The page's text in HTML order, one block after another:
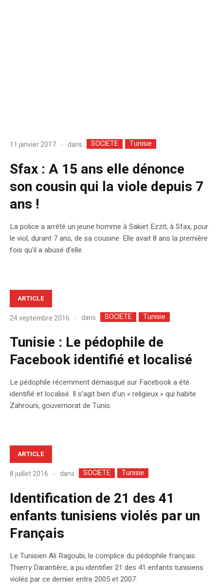
11 janvier 2017 dans SOCIETE Tunisie
Sfax : A 15 ans elle dénonce
son cousin qui la viole depuis 7
ans !
La police a arrêté un jeune homme à Sakiet Ezzit, à Sfax, pour
le viol, durant 7 ans, de sa cousine. Elle avait 8 ans la première
fois qu’il a abusé d’elle.
ARTICLE
24 septembre 2016 dans SOCIETE Tunisie
Tunisie : Le pédophile de
Facebook identifié et localisé
Le pédophile récemment démasqué sur Facebook a été
identifié et localisé. Il s’agit bien d’un « religieux » qui habite
Zahrouni, gouvernorat de Tunis.
ARTICLE
8 juillet 2016 dans SOCIETE Tunisie
Identification de 21 des 41
enfants tunisiens violés par un
Français
Le Tunisien Ali Ragoubi, le complice du pédophile français
Thierry Darantière, a pu identifier 21 des 41 enfants tunisiens
violés par ce dernier entre 2005 et 2007.